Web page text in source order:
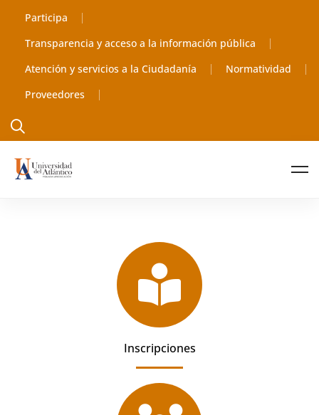
Participa
Transparencia y acceso a la información pública
Atención y servicios a la Ciudadanía
Normatividad
Proveedores
Inscripciones